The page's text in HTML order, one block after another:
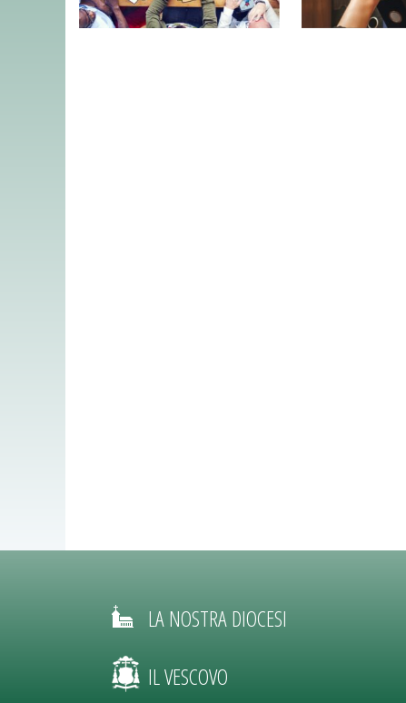
LA NOSTRA DIOCESI
IL VESCOVO